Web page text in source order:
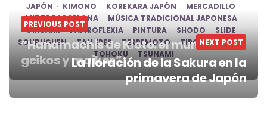
JAPÓN
KIMONO KOREKARA JAPÓN
MERCADILLO
MITTE BARCELONA
MÚSICA TRADICIONAL JAPONESA
ORIGAMI
PAPIROFLEXIA PINTURA SHODO
SLIDE
SOUBUGUEN
TALLERES TERREMOTO
TIRO CON ARCO
TOHOKU
TSUNAMI
Post
navigation
PREVIOUS POST
“Hanamachis de Kioto: el mundo de
geikos y maikos”
NEXT POST
La floración de la Sakura en la
primavera de Japón